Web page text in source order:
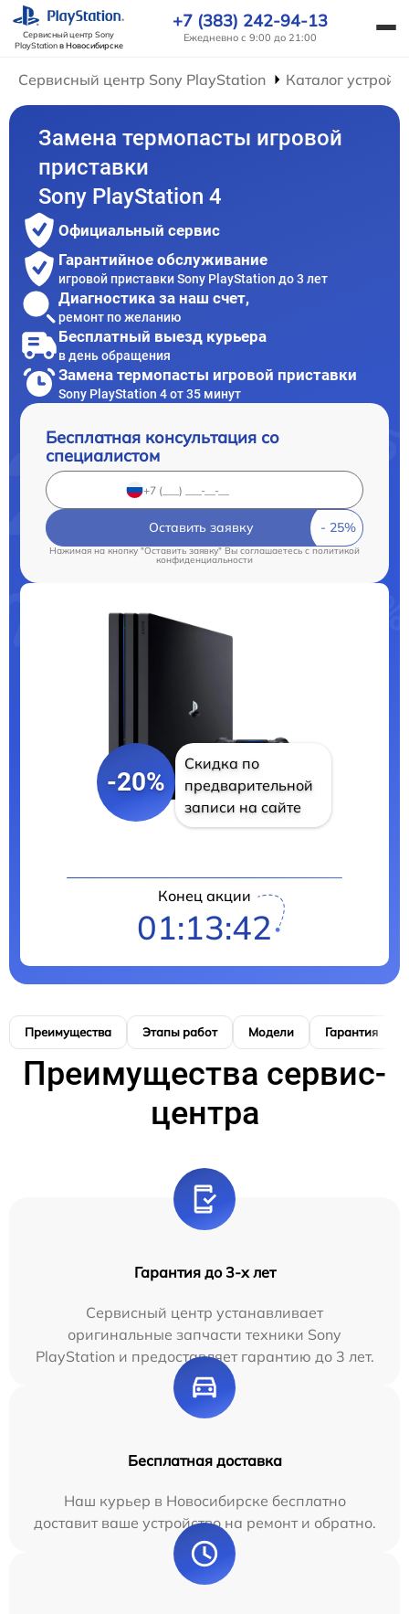
Сервисный центр Sony
PlayStationв Новосибирске
+7 (383) 242-94-13
Ежедневно с 9:00 до 21:00
Сервисный центр Sony PlayStation Каталог
Замена термопасты игровой
приставки
Sony PlayStation 4
Официальный сервис
Гарантийное обслуживание
игровой приставки Sony PlayStation до 3 лет
Диагностика за наш счет,
ремонт по желанию
Бесплатный выезд курьера
в день обращения
Замена термопасты игровой приставки
Sony PlayStation 4 от 35 минут
Бесплатная консультация со
специалистом
Оставить заявку
Нажимая на кнопку "Оставить заявку" Вы соглашаетесь cполитикой
конфиденциальности
-20%
Скидка по
предварительной
записи на сайте
Конец акции
01:13:41
Преимущества Этапы работ Модели Гарантия
Преимущества сервис-
центра
Гарантия до 3-х лет
Сервисный центр устанавливает
оригинальные запчасти техники Sony
PlayStation и предоставляет гарантию до 3 лет.
Бесплатная доставка
Наш курьер в Новосибирске бесплатно
доставит ваше устройство на ремонт и обратно.